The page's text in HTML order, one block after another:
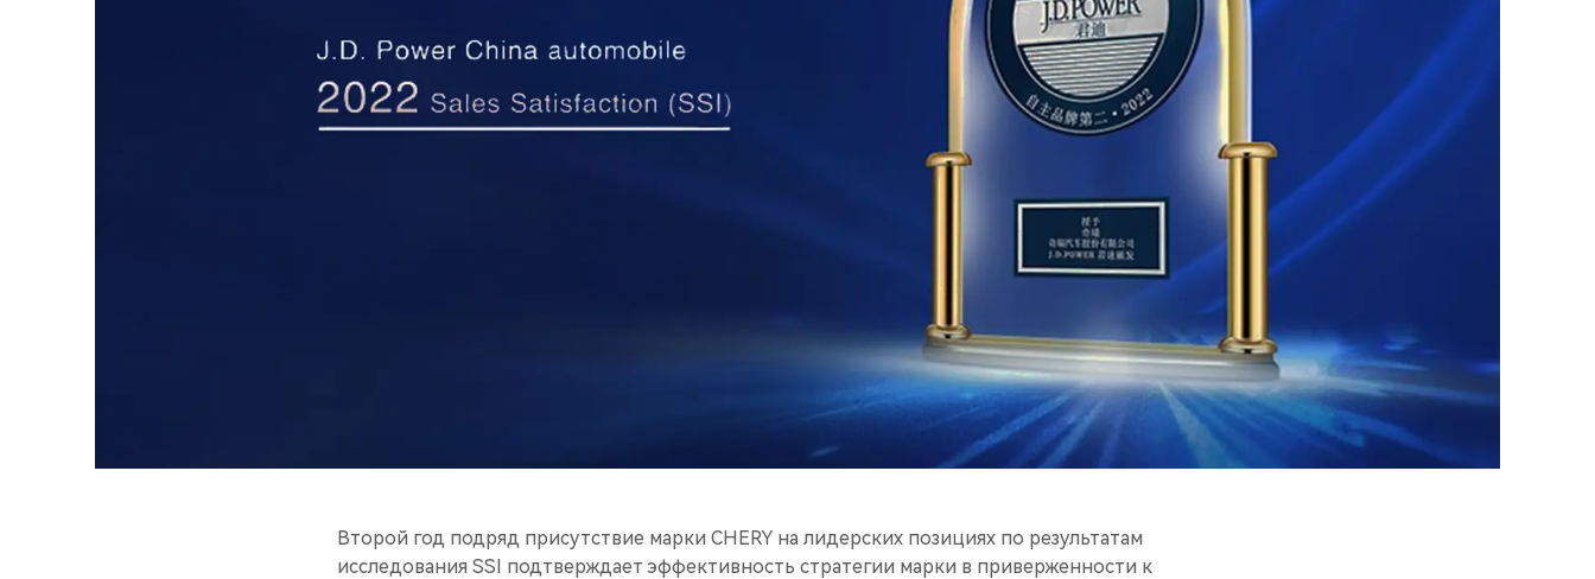
Второй год подряд присутствие марки CHERY на лидерских позициях по результатам
исследования SSI подтверждает эффективность стратегии марки в приверженности к